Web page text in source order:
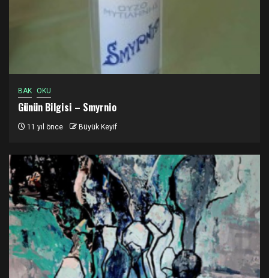
BAK OKU
Günün Bilgisi – Smyrnio
11 yıl önce Büyük Keyif